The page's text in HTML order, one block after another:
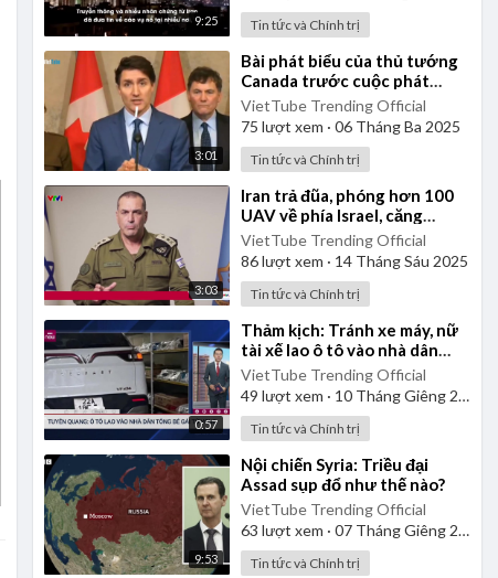
9:25 Tin tức và Chính trị
3:01
⁣Bài phát biểu của thủ tướng
Canada trước cuộc phát
động chiến tranh thương mại
vô cớ của Mỹ
VietTube Trending Official
75 lượt xem · 06 Tháng Ba 2025
Tin tức và Chính trị
3:03
⁣Iran trả đũa, phóng hơn 100
UAV về phía Israel, căng
thẳng leo thang
VietTube Trending Official
86lượt xem · 14 Tháng Sáu 2025
Tin tức và Chính trị
0:57
⁣Thảm kịch: Tránh xe máy, nữ
tài xế lao ô tô vào nhà dân
tông bé gái tử vong
VietTube Trending Official
49 lượt xem · 10 Tháng Giêng 2025
Tin tức và Chính trị
9:53
⁣Nội chiến Syria: Triều đại
Assad sụp đổ như thế nào?
VietTube Trending Official
63 lượt xem · 07 Tháng Giêng 2025
Tin tức và Chính trị